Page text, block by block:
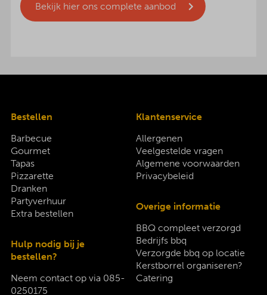
Bekijk hier ons complete aanbod
Bestellen
Barbecue
Gourmet
Tapas
Pizzarette
Dranken
Partyverhuur
Extra bestellen
Hulp nodig bij je
bestellen?
Neem contact op via 085-
0250175
Klantenservice
Allergenen
Veelgestelde vragen
Algemene voorwaarden
Privacybeleid
Overige informatie
BBQ compleet verzorgd
Bedrijfs bbq
Verzorgde bbq op locatie
Kerstborrel organiseren?
Catering